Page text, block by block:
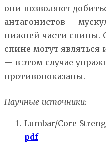
они позволяют
антагонистов —
нижней части спины.
спине могут
— в этом случае
противопоказаны.
Научные источники:
Lumbar/Core
pdf